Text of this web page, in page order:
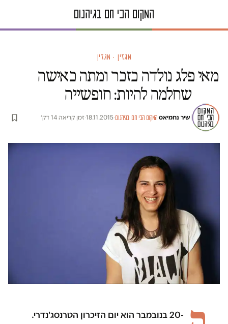
מגזין · מגזין
מאי פלג נולדה כזכר ומתה כאישה
שחלמה להיות: חופשייה
שיר נחמיאס·המקום הכי חם בגיהנום·
18.11.2015
·זמן קריאה 14 דק׳
-20 בנובמבר הוא יום הזיכרון הטרנסג'נדרי.